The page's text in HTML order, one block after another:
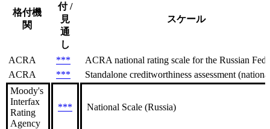
格付機
関
付 /
見
通
し
スケール
ACRA ***
ACRA national rating scale for the Russian
ACRA
***
Standalone creditworthiness assessment
Moody's
Interfax
Rating
Agency
*** National Scale (Russia)